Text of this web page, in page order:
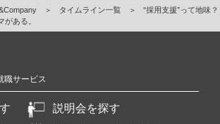
＞ タイムライン一覧 ＞
“採用支援”って地味？
ある。
職サービス
説明会を探す